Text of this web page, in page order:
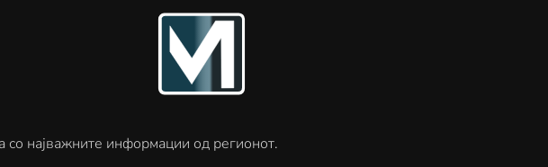
најважните информации од регионот.